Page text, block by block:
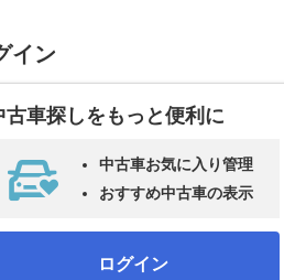
イン
古車探しをもっと便利に
中古車お気に入り管理
おすすめ中古車の表示
ログイン